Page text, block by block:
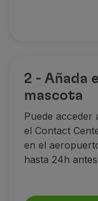
2 - Añada
mascota
Puede acceder
el Contact
en el
hasta 24h